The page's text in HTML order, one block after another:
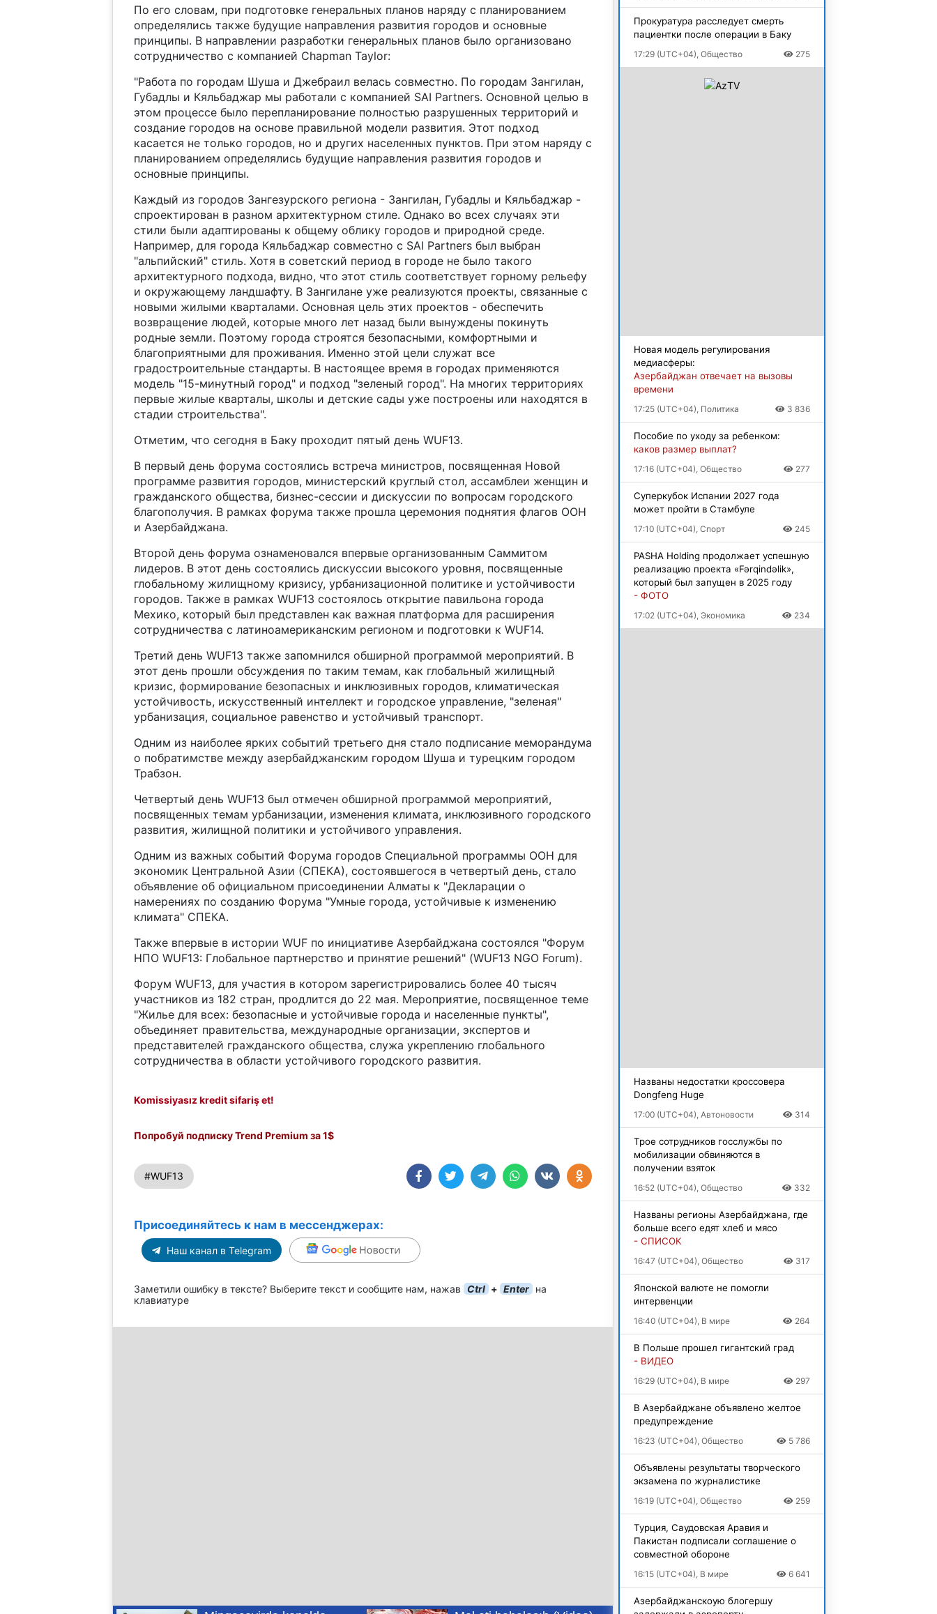
По его словам, при подготовке генеральных планов наряду с планированием
определялись также будущие направления развития городов и основные
принципы. В направлении разработки генеральных планов было организовано
сотрудничество с компанией Chapman Taylor:
"Работа по городам Шуша и Джебраил велась совместно. По городам Зангилан,
Губадлы и Кяльбаджар мы работали с компанией SAI Partners. Основной целью в
этом процессе было перепланирование полностью разрушенных территорий и
создание городов на основе правильной модели развития. Этот подход
касается не только городов, но и других населенных пунктов. При этом наряду с
планированием определялись будущие направления развития городов и
основные принципы.
Каждый из городов Зангезурского региона - Зангилан, Губадлы и Кяльбаджар -
спроектирован в разном архитектурном стиле. Однако во всех случаях эти
стили были адаптированы к общему облику городов и природной среде.
Например, для города Кяльбаджар совместно с SAI Partners был выбран
"альпийский" стиль. Хотя в советский период в городе не было такого
архитектурного подхода, видно, что этот стиль соответствует горному рельефу
и окружающему ландшафту. В Зангилане уже реализуются проекты, связанные с
новыми жилыми кварталами. Основная цель этих проектов - обеспечить
возвращение людей, которые много лет назад были вынуждены покинуть
родные земли. Поэтому города строятся безопасными, комфортными и
благоприятными для проживания. Именно этой цели служат все
градостроительные стандарты. В настоящее время в городах применяются
модель "15-минутный город" и подход "зеленый город". На многих территориях
первые жилые кварталы, школы и детские сады уже построены или находятся в
стадии строительства".
Отметим, что сегодня в Баку проходит пятый день WUF13.
В первый день форума состоялись встреча министров, посвященная Новой
программе развития городов, министерский круглый стол, ассамблеи женщин и
гражданского общества, бизнес-сессии и дискуссии по вопросам городского
благополучия. В рамках форума также прошла церемония поднятия флагов ООН
и Азербайджана.
Второй день форума ознаменовался впервые организованным Саммитом
лидеров. В этот день состоялись дискуссии высокого уровня, посвященные
глобальному жилищному кризису, урбанизационной политике и устойчивости
городов. Также в рамках WUF13 состоялось открытие павильона города
Мехико, который был представлен как важная платформа для расширения
сотрудничества с латиноамериканским регионом и подготовки к WUF14.
Третий день WUF13 также запомнился обширной программой мероприятий. В
этот день прошли обсуждения по таким темам, как глобальный жилищный
кризис, формирование безопасных и инклюзивных городов, климатическая
устойчивость, искусственный интеллект и городское управление, "зеленая"
урбанизация, социальное равенство и устойчивый транспорт.
Одним из наиболее ярких событий третьего дня стало подписание меморандума
о побратимстве между азербайджанским городом Шуша и турецким городом
Трабзон.
Четвертый день WUF13 был отмечен обширной программой мероприятий,
посвященных темам урбанизации, изменения климата, инклюзивного городского
развития, жилищной политики и устойчивого управления.
Одним из важных событий Форума городов Специальной программы ООН для
экономик Центральной Азии (СПЕКА), состоявшегося в четвертый день, стало
объявление об официальном присоединении Алматы к "Декларации о
намерениях по созданию Форума "Умные города, устойчивые к изменению
климата" СПЕКА.
Также впервые в истории WUF по инициативе Азербайджана состоялся "Форум
НПО WUF13: Глобальное партнерство и принятие решений" (WUF13 NGO Forum).
Форум WUF13, для участия в котором зарегистрировались более 40 тысяч
участников из 182 стран, продлится до 22 мая. Мероприятие, посвященное теме
"Жилье для всех: безопасные и устойчивые города и населенные пункты",
объединяет правительства, международные организации, экспертов и
представителей гражданского общества, служа укреплению глобального
сотрудничества в области устойчивого городского развития.
Komissiyasız kredit sifariş et!
Попробуй подписку Trend Premium за 1$
#WUF13
Присоединяйтесь к нам в мессенджерах:
Наш канал в Telegram
Заметили ошибку в тексте? Выберите текст и сообщите нам, нажав Ctrl + Enter на
клавиатуре
Прокуратура расследует смерть
пациентки после операции в Баку
17:29 (UTC+04), Общество 275
Новая модель регулирования
медиасферы:
Азербайджан отвечает на вызовы
времени
17:25 (UTC+04), Политика 3 836
Пособие по уходу за ребенком:
каков размер выплат?
17:16 (UTC+04), Общество 277
Суперкубок Испании 2027 года
может пройти в Стамбуле
17:10 (UTC+04), Спорт 245
PASHA Holding продолжает успешную
реализацию проекта «Fərqindəlik»,
который был запущен в 2025 году
- ФОТО
17:02 (UTC+04), Экономика 234
Названы недостатки кроссовера
Dongfeng Huge
17:00 (UTC+04), Автоновости 314
Трое сотрудников госслужбы по
мобилизации обвиняются в
получении взяток
16:52 (UTC+04), Общество 332
Названы регионы Азербайджана, где
больше всего едят хлеб и мясо
- СПИСОК
16:47 (UTC+04), Общество 317
Японской валюте не помогли
интервенции
16:40 (UTC+04), В мире 264
В Польше прошел гигантский град
- ВИДЕО
16:29 (UTC+04), В мире 297
В Азербайджане объявлено желтое
предупреждение
16:23 (UTC+04), Общество 5 786
Объявлены результаты творческого
экзамена по журналистике
16:19 (UTC+04), Общество 259
Турция, Саудовская Аравия и
Пакистан подписали соглашение о
совместной обороне
16:15 (UTC+04), В мире 6 641
Азербайджанскоую блогершу